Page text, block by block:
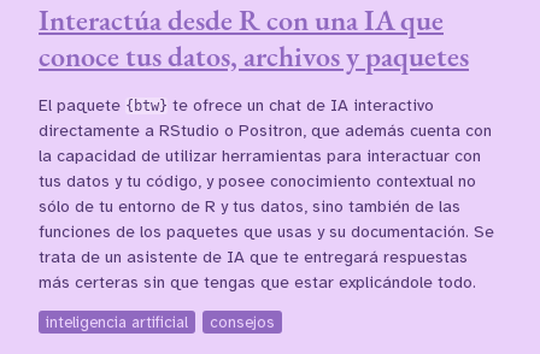
Interactúa desde R con una IA que
conoce tus datos, archivos y paquetes
El paquete {btw} te ofrece un chat de IA interactivo
directamente a RStudio o Positron, que además cuenta con
la capacidad de utilizar herramientas para interactuar con
tus datos y tu código, y posee conocimiento contextual no
sólo de tu entorno de R y tus datos, sino también de las
funciones de los paquetes que usas y su documentación. Se
trata de un asistente de IA que te entregará respuestas
más certeras sin que tengas que estar explicándole todo.
inteligencia artificial consejos